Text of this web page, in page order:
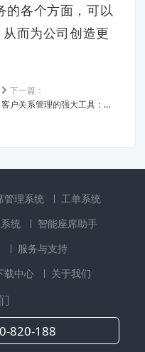
的各个方面，可以
而为公司创造更
下一篇：
客户关系管理的强大工具：呼叫中心与客户系统的协同应用
管理系统
工单系统
统
智能座席助手
服务与支持
载中心 关于我们
820-188